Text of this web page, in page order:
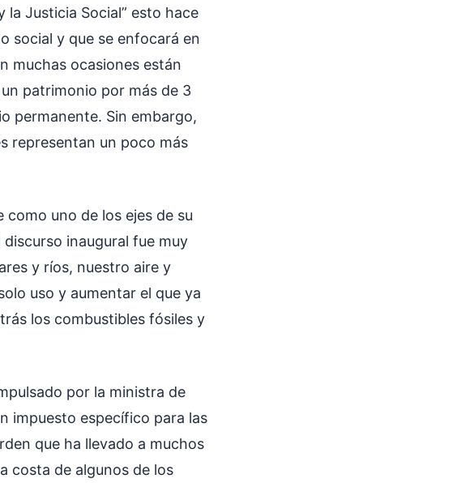
la Justicia Social” esto hace
social y que se enfocará en
muchas ocasiones están
patrimonio por más de 3
permanente. Sin embargo,
representan un poco más
uno de los ejes de su
inaugural fue muy
y ríos, nuestro aire y
uso y aumentar el que ya
los combustibles fósiles y
por la ministra de
impuesto específico para las
que ha llevado a muchos
costa de algunos de los